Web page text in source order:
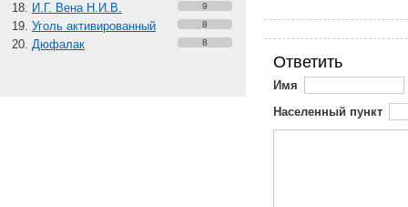
И.Г. Вена Н.И.В. 9
Уголь активированный 8
Дюфалак 8
Ответить
Имя
Населенный пункт